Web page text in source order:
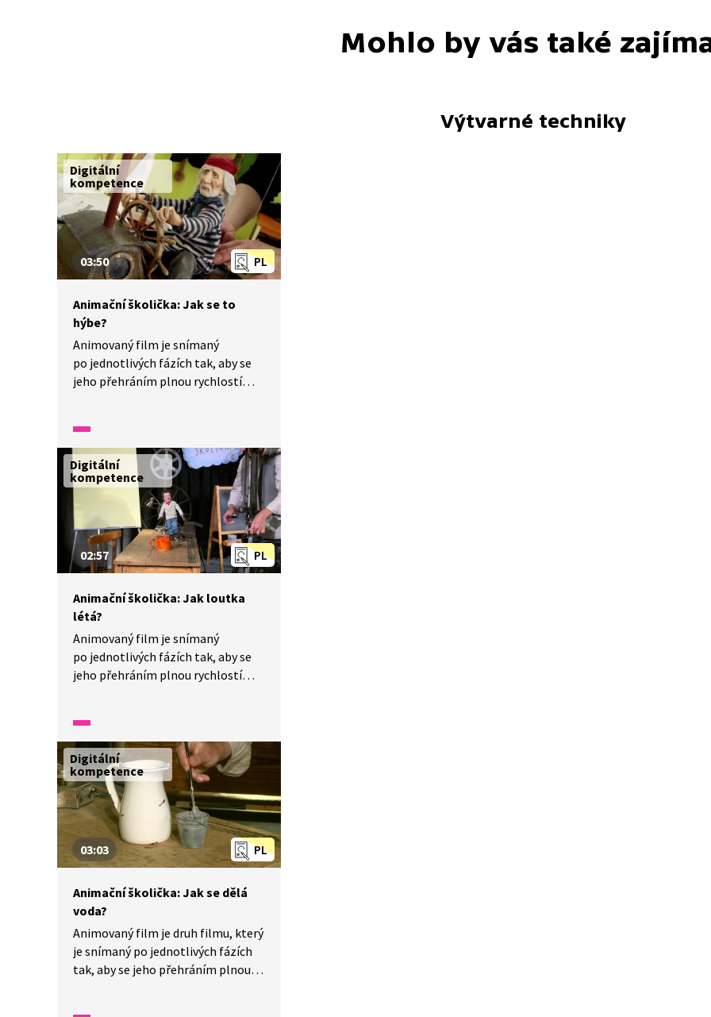
Mohlo by vás také
Výtvarné techniky
Digitální
kompetence
PL
03:50
Animační školička: Jak se to
hýbe?
Animovaný film je snímaný
po jednotlivých fázích tak, aby se
jeho přehráním plnou rychlostí
říká animace. Pomocí animace
můžeme docílit toho, že se
postavičky nebo věci ve filmu
hýbají. Jak? Připravte si tužku,
papír, jednoduché předměty,
fotoaparát a vyzkoušejte si, jak se
dělá animovaný film.
Digitální
kompetence
PL
02:57
Animační školička: Jak loutka
létá?
Animovaný film je snímaný
po jednotlivých fázích tak, aby se
jeho přehráním plnou rychlostí
říká animace. Pomocí animace
můžeme docílit toho, aby loutky
ve filmu létaly. Jak? Připravte si
tužku, papír, jednoduché předměty,
fotoaparát a vyzkoušejte si, jak se
dělá animovaný film.
Digitální
kompetence
PL
03:03
Animační školička: Jak se dělá
voda?
Animovaný film je druh filmu, který
je snímaný po jednotlivých fázích
tak, aby se jeho přehráním plnou